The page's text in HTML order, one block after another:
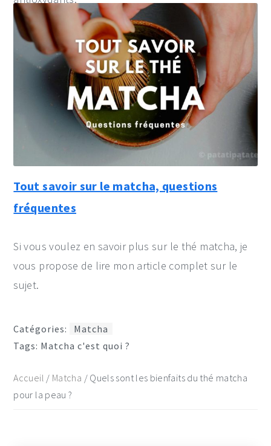
Tout savoir sur le matcha, questions
fréquentes
Si vous voulez en savoir plus sur le thé matcha, je
vous propose de lire mon article complet sur le
sujet.
Catégories:
Matcha
Tags: Matcha c'est quoi ?
Accueil / Matcha / Quels sont les bienfaits du thé matcha
pour la peau ?